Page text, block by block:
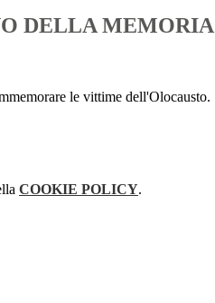
DELLA MEMORIA
le vittime dell'Olocausto.
COOKIE POLICY.